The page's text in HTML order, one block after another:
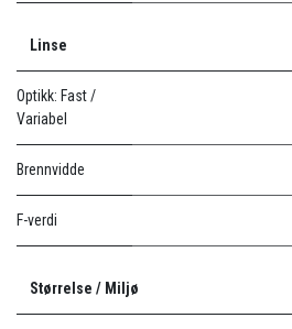
Linse
Optikk: Fast /
Variabel
Brennvidde
F-verdi
Størrelse / Miljø